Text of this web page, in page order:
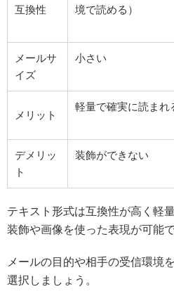
互換性
境で読める）
メールサ
イズ
小さい
メリット
軽量で確実に読まれ
デメリッ
ト
装飾ができない
テキスト形式は互換性が高く軽
装飾や画像を使った表現が可能で
メールの目的や相手の受信環境
選択しましょう。